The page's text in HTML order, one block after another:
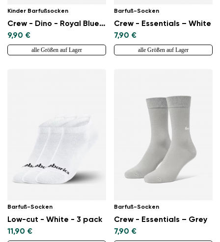
Kinder Barfußsocken
Crew - Dino - Royal Blue - 3 pack
9,90 €
alle Größen auf Lager
Barfuß-Socken
Crew - Essentials – White
7,90 €
alle Größen auf Lager
Barfuß-Socken
Low-cut - White - 3 pack
11,90 €
Barfuß-Socken
Crew - Essentials – Grey
7,90 €